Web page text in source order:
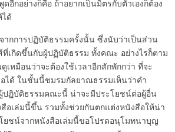
ดอีกอย่างก็คือ ถ้าอยากเป็นมิตรกับตัวเองก็ต้อง
ได้
ากการปฏิบัติธรรมครั้งนั้น ซึ่งนับว่าเป็นส่วน
ที่เกิดขึ้นกับผู้ปฏิบัติธรรม ทั้งคณะ อย่างไรก็ตาม
เหมือนว่าจะต้องใช้เวลาอีกสักพักกว่า ที่จะ
ได้ ในชั้นนี้ชมรมกัลยาณธรรมเห็นว่าคำ
ปฏิบัติธรรมคณะนี้ น่าจะมีประโยชน์ต่อผู้อื่น
อเล่มนี้ขึ้น รวมทั้งช่วยกันตกแต่งหนังสือให้น่า
ยชน์จากหนังสือเล่มนี้ขอโปรดอนุโมทนาบุญ